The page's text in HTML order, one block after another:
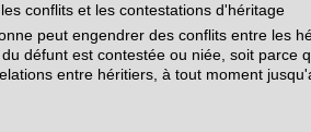
conflits et les contestations d'héritage
peut engendrer des conflits entre les
défunt est contestée ou niée, soit parce
entre héritiers, à tout moment